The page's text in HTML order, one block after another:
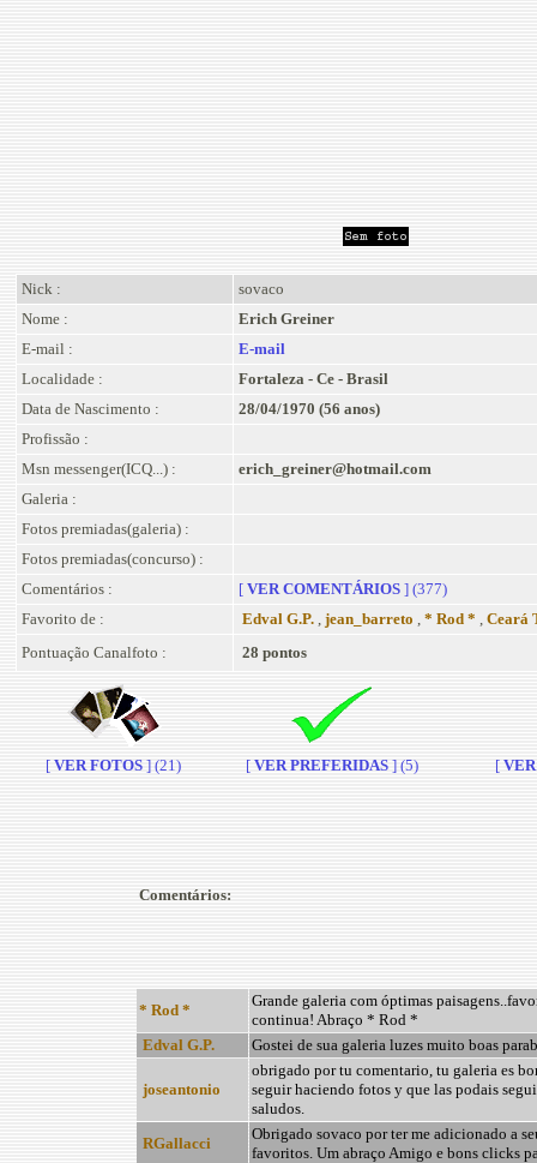
Nick :
sovaco
Nome :
Erich Greiner
E-mail :
E-mail
Localidade :
Fortaleza - Ce - Brasil
Data de Nascimento :
28/04/1970 (56 anos)
Profissão :
Msn messenger(ICQ...) :
erich_greiner@hotmail.com
Galeria :
Fotos premiadas(galeria) :
Fotos premiadas(concurso) :
Comentários :
[ VER COMENTÁRIOS ] (377)
Favorito de :
Edval G.P. , jean_barreto , * Rod * , Ceará
Pontuação Canalfoto :
28 pontos
[ VER FOTOS ] (21) [ VER PREFERIDAS ] (5) [
Comentários:
* Rod *
Grande galeria com óptimas
continua! Abraço * Rod *
Edval G.P.
Gostei de sua galeria luzes muito boas
joseantonio
obrigado por tu comentario, tu galeria es
seguir haciendo fotos y que las podais
saludos.
RGallacci
Obrigado sovaco por ter me adicionado a
favoritos. Um abraço Amigo e bons clicks